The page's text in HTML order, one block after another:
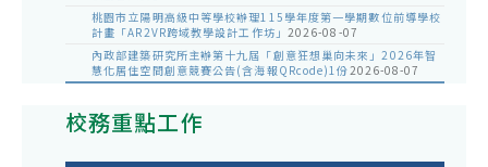
桃園市立陽明高級中等學校辦理115學年度第一學期數位前導學校
計畫「AR2VR跨域教學設計工作坊」 2026-08-07
內政部建築研究所主辦第十九屆「創意狂想巢向未來」2026年智
慧化居住空間創意競賽公告(含海報QRcode)1份2026-08-07
校務重點工作